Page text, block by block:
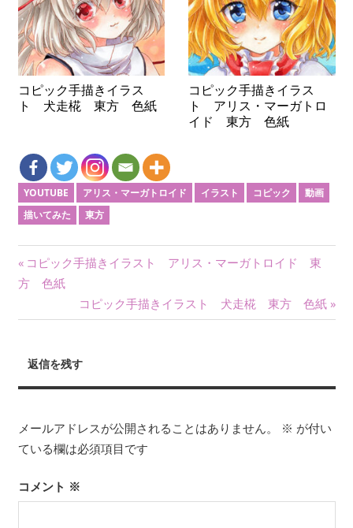
コピック手描きイラス
ト 犬走椛 東方 色紙
コピック手描きイラス
ト アリス・マーガトロ
イド 東方 色紙
YOUTUBE アリス・マーガトロイド イラスト コピック
動画
描いてみた
東方
投
稿
ナ
ビ
ゲ
ー
シ
ョ
ン
前
の
事:
コピック手描きイラスト アリス・マーガトロイド 東
方 色紙
次
の
事:
コピック手描きイラスト 犬走椛 東方 色紙
返信を残す
メールアドレスが公開されることはありません。 ※ が付い
ている欄は必須項目です
コメント ※